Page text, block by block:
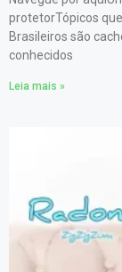
protetorTópicos
Brasileiros são
conhecidos
Leia mais »